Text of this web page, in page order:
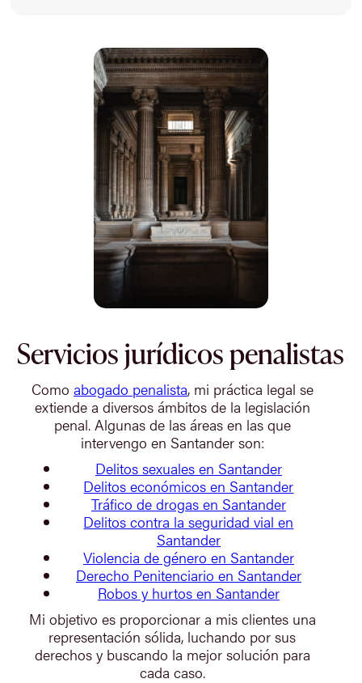
Servicios jurídicos penalistas
Como abogado penalista, mi práctica legal se
extiende a diversos ámbitos de la legislación
penal. Algunas de las áreas en las que
intervengo en Santander son:
Delitos sexuales en Santander
Delitos económicos en Santander
Tráfico de drogas en Santander
Delitos contra la seguridad vial en
Santander
Violencia de género en Santander
Derecho Penitenciario en Santander
Robos y hurtos en Santander
Mi objetivo es proporcionar a mis clientes una
representación sólida, luchando por sus
derechos y buscando la mejor solución para
cada caso.